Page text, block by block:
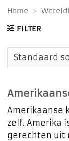
Home >
FILTER
Amerikaanse
zelf. Amerika
gerechten uit